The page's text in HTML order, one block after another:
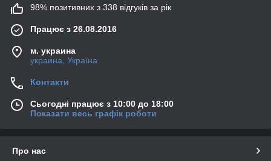
98% позитивних з 338 відгуків за рік
Працює з 26.08.2016
м. украина
украина, Україна
Контакти
Сьогодні працює з 10:00 до 18:00
Показати весь графік роботи
Про нас